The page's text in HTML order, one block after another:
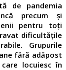
de pandemia
precum și
pentru toți
dificultățile
Grupurile
fără adăpost
locuiesc în